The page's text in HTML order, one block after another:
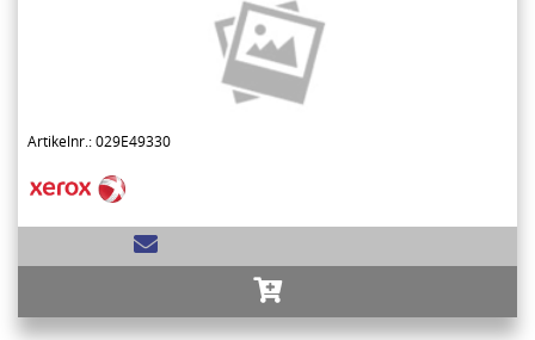
Artikelnr.: 029E49330